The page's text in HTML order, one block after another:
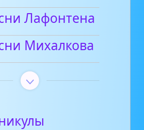
Лафонтена
Михалкова